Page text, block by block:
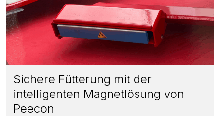
Sichere Fütterung mit der
intelligenten Magnetlösung von
Peecon